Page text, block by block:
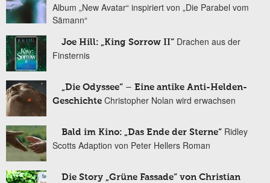
Album „New Avatar“ inspiriert von „Die Parabel vom
Sämann“
Joe Hill: „King Sorrow II“ Drachen aus der
Finsternis
„Die Odyssee“ – Eine antike Anti-Helden-
Geschichte Christopher Nolan wird erwachsen
Bald im Kino: „Das Ende der Sterne“ Ridley
Scotts Adaption von Peter Hellers Roman
Die Story „Grüne Fassade“ von Christian